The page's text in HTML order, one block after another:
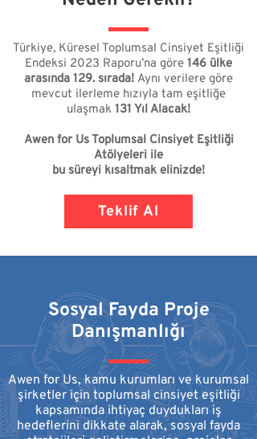
Türkiye, Küresel Toplumsal Cinsiyet Eşitliği
Endeksi 2023 Raporu’na göre 146 ülke
arasında 129. sırada! Aynı verilere göre
mevcut ilerleme hızıyla tam eşitliğe
ulaşmak 131 Yıl Alacak!
Awen for Us Toplumsal Cinsiyet Eşitliği
Atölyeleri ile
bu süreyi kısaltmak elinizde!
Teklif Al
Sosyal Fayda Proje
Danışmanlığı
Awen for Us, kamu kurumları ve kurumsal
şirketler içintoplumsal cinsiyet eşitliği
kapsamında ihtiyaç duydukları iş
hedeflerini dikkate alarak,sosyal fayda